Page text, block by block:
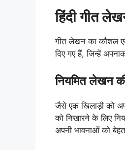
हिंदी गीत
गीत लेखन का कौशल
दिए गए हैं, जिन्हें
नियमित लेखन
जैसे एक खिलाड़ी को
को निखारने के लिए
अपनी भावनाओं को